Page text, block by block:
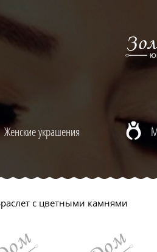
Женские украшения
с цветными камнями